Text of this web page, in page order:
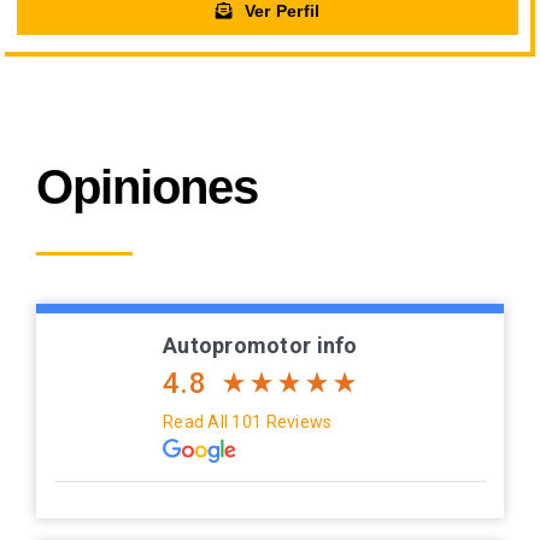
Ver Perfil
Opiniones
Autopromotor info
4.8
Read All 101 Reviews